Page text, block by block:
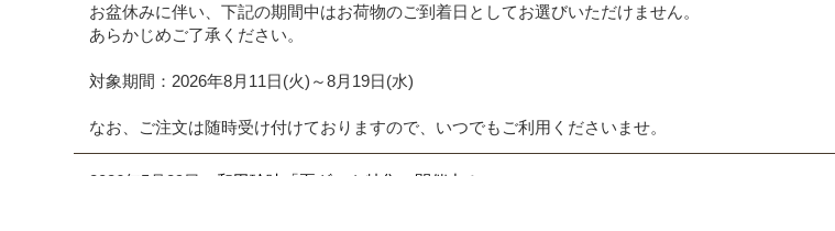
夏ギフト特集
お盆休みに伴い、下記の期間中はお荷物のご到着日としてお選びいただけません。
あらかじめご了承ください。
対象期間：2026年8月11日(火)～8月19日(水)
なお、ご注文は随時受け付けておりますので、いつでもご利用くださいませ。
2026年5月29日 和田珍味「夏ギフト特集」開催中！